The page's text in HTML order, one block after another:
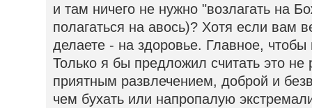
и там ничего не нужно "возлагать на
полагаться на авось)? Хотя если вам
делаете - на здоровье. Главное,
Только я бы предложил считать это не
приятным развлечением, доброй и
чем бухать или напропалую